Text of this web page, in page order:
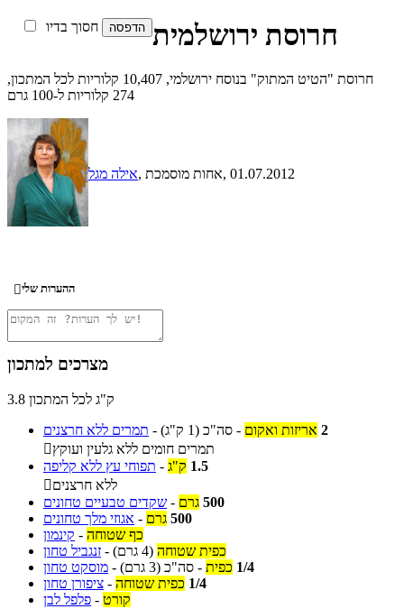
חסוך בדיו חרוסת ירושלמית
חרוסת "הטיט המתוק" בנוסח ירושלמי, 10,407 קלוריות לכל המתכון,
274 קלוריות ל-100 גרם
אילה מגל , אחות מוסמכת, 01.07.2012
ההערות שלי
מצרכים למתכון
3.8 ק"ג לכל המתכון
תמרים ללא חרצנים - 2 אריזות ואקום - סה"כ (1 ק"ג)
תמרים חומים ללא גלעין ועוקץ
תפוחי עץ ללא קליפה - 1.5 ק"ג
ללא חרצנים
שקדים טבעיים טחונים - 500 גרם
אגוזי מלך טחונים - 500 גרם
קינמון - כף שטוחה
זנגביל טחון - כפית שטוחה (4 גרם)
מוסקט טחון - 1/4 כפית - סה"כ (3 גרם)
ציפורן טחון - 1/4 כפית שטוחה
פלפל לבן - קורט